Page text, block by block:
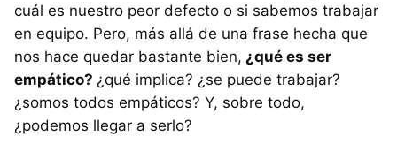
cuál es nuestro peor defecto o si sabemos trabajar
en equipo. Pero, más allá de una frase hecha que
nos hace quedar bastante bien, ¿qué es ser
empático? ¿qué implica? ¿se puede trabajar?
¿somos todos empáticos? Y, sobre todo,
¿podemos llegar a serlo?